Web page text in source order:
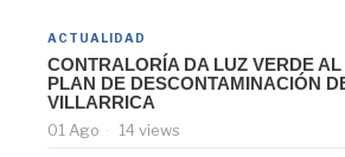
ACTUALIDAD
CONTRALORÍA DA LUZ VERDE
PLAN DE DESCONTAMINACIÓN
VILLARRICA
01 Ago 14 views